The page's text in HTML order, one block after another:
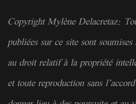
Copyright Mylène Delacretaz:
publiées sur ce site sont
au droit relatif à lapropriété
et toute reproduction sans